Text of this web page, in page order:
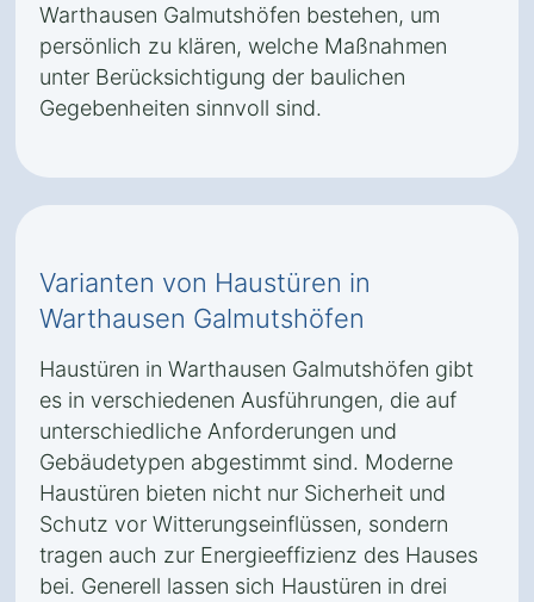
Warthausen Galmutshöfen bestehen, um
persönlich zu klären, welche Maßnahmen
unter Berücksichtigung der baulichen
Gegebenheiten sinnvoll sind.
Varianten von Haustüren in
Warthausen Galmutshöfen
Haustüren in Warthausen Galmutshöfen gibt
es in verschiedenen Ausführungen, die auf
unterschiedliche Anforderungen und
Gebäudetypen abgestimmt sind. Moderne
Haustüren bieten nicht nur Sicherheit und
Schutz vor Witterungseinflüssen, sondern
tragen auch zur Energieeffizienz des Hauses
bei. Generell lassen sich Haustüren in drei